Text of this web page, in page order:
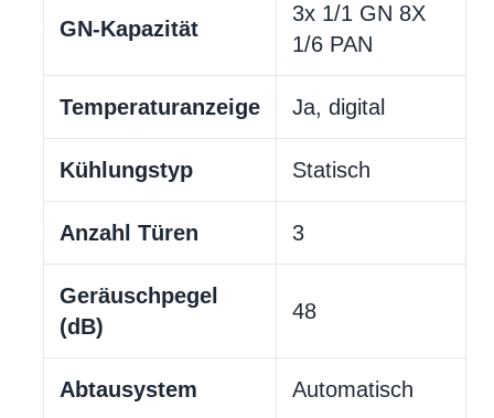
GN-Kapazität
3x 1/1 GN 8X
1/6 PAN
Temperaturanzeige Ja, digital
Kühlungstyp Statisch
Anzahl Türen 3
Geräuschpegel
(dB)
48
Abtausystem Automatisch